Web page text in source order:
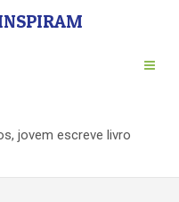
jovem escreve livro